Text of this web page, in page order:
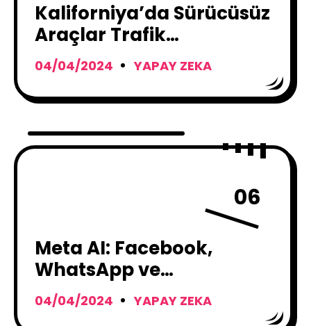
Kaliforniya’da Sürücüsüz
Araçlar Trafik
Cezasından Muaf mı?
04/04/2024 YAPAY ZEKA
06
Meta AI: Facebook,
WhatsApp ve
Instagram’da Nasıl
Kullanılır?
04/04/2024 YAPAY ZEKA